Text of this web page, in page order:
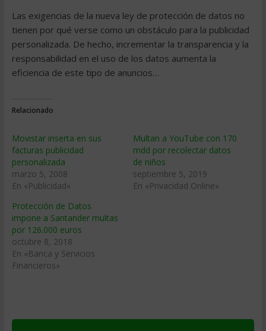
Las exigencias de la nueva ley de protección de datos no
tienen por qué verse como un obstáculo para la publicidad
personalizada. De hecho, incrementar la transparencia y la
responsabilidad en el uso de los datos aumenta la
eficiencia de este tipo de anuncios…
Relacionado
Movistar inserta en sus
facturas publicidad
personalizada
marzo 5, 2008
En «Publicidad»
Multan a YouTube con 170
mdd por recolectar datos
de niños
septiembre 5, 2019
En «Privacidad Online»
Protección de Datos
impone a Santander multas
por 126.000 euros
octubre 8, 2018
En «Banca y Servicios
Financieros»